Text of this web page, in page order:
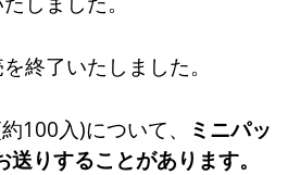
終了いたしました。
100入)について、
ミニパッ
りすることがあります。